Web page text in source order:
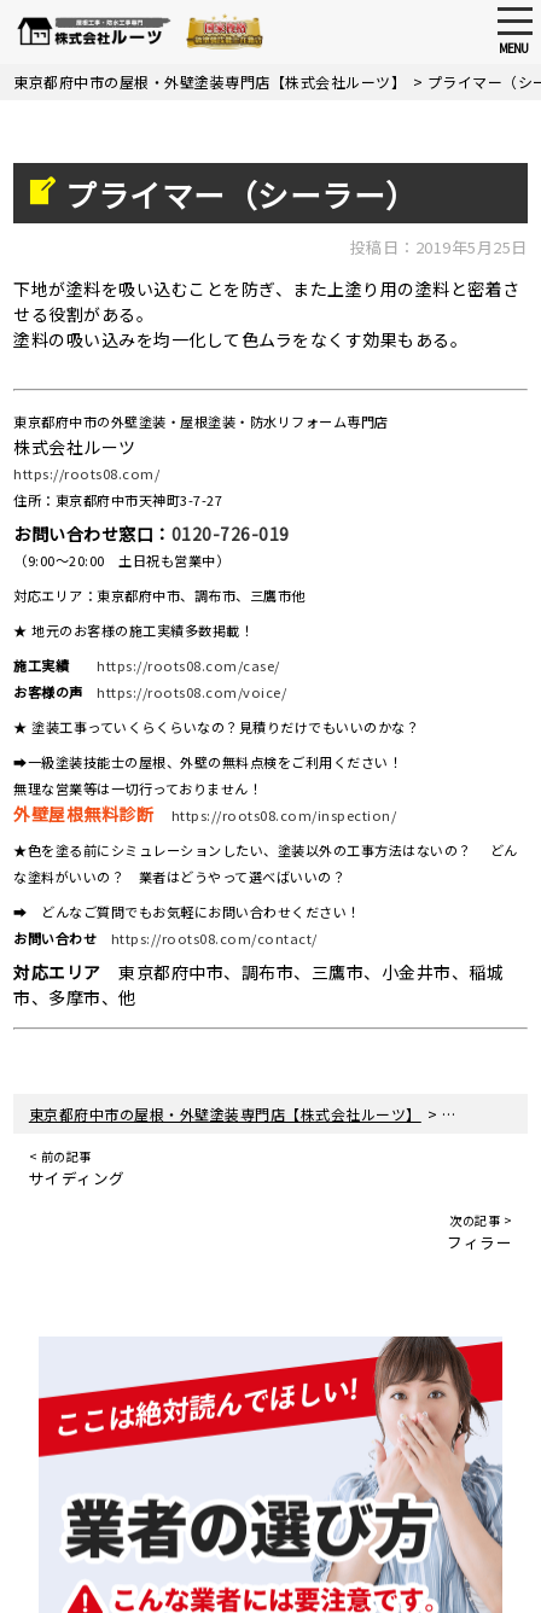
Skip
MENU
東京都府中市の屋根・外壁塗装専門店【株式会社ルーツ】 > プライマー（シ
プライマー（シーラー）
投稿日：2019年5月25日
下地が塗料を吸い込むことを防ぎ、また上塗り用の塗料と密着さ
せる役割がある。
塗料の吸い込みを均一化して色ムラをなくす効果もある。
東京都府中市の外壁塗装・屋根塗装・防水リフォーム専門店
株式会社ルーツ
https://roots08.com/
住所：東京都府中市天神町3-7-27
お問い合わせ窓口： 0120-726-019
（9:00～20:00 土日祝も営業中）
対応エリア：東京都府中市、調布市、三鷹市他
★ 地元のお客様の施工実績多数掲載！
施工実績
https://roots08.com/case/
お客様の声
https://roots08.com/voice/
★ 塗装工事っていくらくらいなの？見積りだけでもいいのかな？
➡一級塗装技能士の屋根、外壁の無料点検をご利用ください！
無理な営業等は一切行っておりません！
外壁屋根無料診断
https://roots08.com/inspection/
★色を塗る前にシミュレーションしたい、塗装以外の工事方法はないの？ どん
な塗料がいいの？ 業者はどうやって選べばいいの？
➡ どんなご質問でもお気軽にお問い合わせください！
お問い合わせ
https://roots08.com/contact/
対応エリア 東京都府中市、調布市、三鷹市、小金井市、稲城
市、多摩市、他
東京都府中市の屋根・外壁塗装専門店【株式会社ルーツ】 > プライマー（
< 前の記事
サイディング
次の記事 >
フィラー